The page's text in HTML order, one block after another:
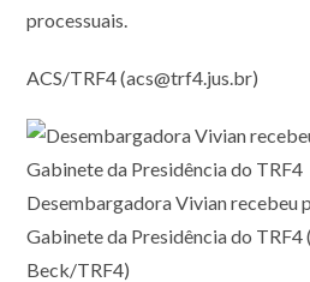
processuais.
ACS/TRF4 (acs@trf4.jus.br)
Desembargadora Vivian recebeu
Gabinete da Presidência do TRF4
Beck/TRF4)